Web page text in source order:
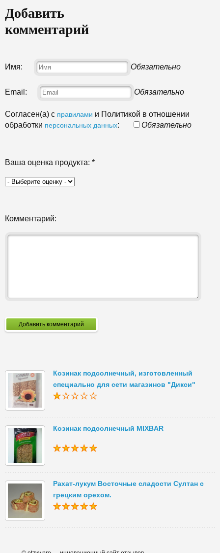
Добавить
комментарий
Имя: Обязательно
Email: Обязательно
Согласен(а) с правилами и Политикой в отношении
обработки персональных данных: Обязательно
Ваша оценка продукта: *
Комментарий:
Добавить комментарий
Козинак подсолнечный, изготовленный
специально для сети магазинов "Дикси"
Козинак подсолнечный MIXBAR
Рахат-лукум Восточные сладости Султан с
грецким орехом.